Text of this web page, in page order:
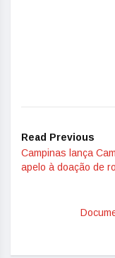
Read Previous
Campinas lança
apelo à doação de